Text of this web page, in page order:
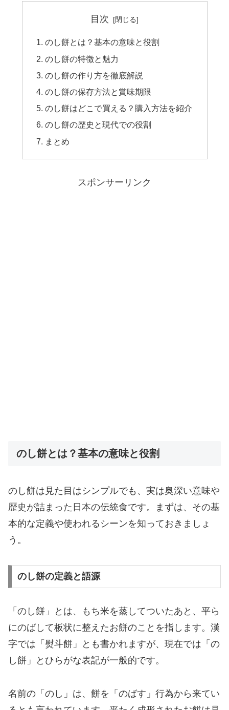
目次
のし餅とは？基本の意味と役割
のし餅の特徴と魅力
のし餅の作り方を徹底解説
のし餅の保存方法と賞味期限
のし餅はどこで買える？購入方法を紹介
のし餅の歴史と現代での役割
まとめ
スポンサーリンク
のし餅とは？基本の意味と役割
のし餅は見た目はシンプルでも、実は奥深い意味や
歴史が詰まった日本の伝統食です。まずは、その基
本的な定義や使われるシーンを知っておきましょ
う。
のし餅の定義と語源
「のし餅」とは、もち米を蒸してついたあと、平ら
にのばして板状に整えたお餅のことを指します。漢
字では「熨斗餅」とも書かれますが、現在では「の
し餅」とひらがな表記が一般的です。
名前の「のし」は、餅を「のばす」行為から来てい